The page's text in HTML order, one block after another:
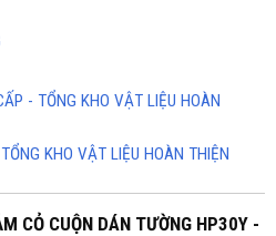
- TỔNG KHO VẬT LIỆU HOÀN
KHO VẬT LIỆU HOÀN THIỆN
CỎ CUỘN DÁN TƯỜNG HP30Y -